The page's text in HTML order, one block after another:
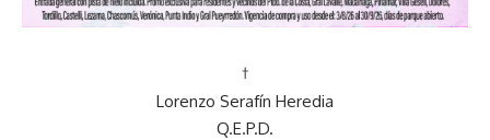
†
Lorenzo Serafín Heredia
Q.E.P.D.